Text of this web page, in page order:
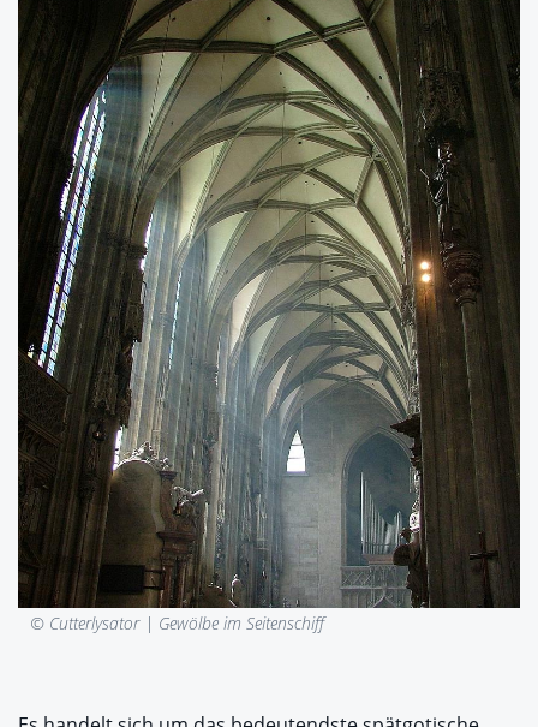
© Cutterlysator | Gewölbe im Seitenschiff